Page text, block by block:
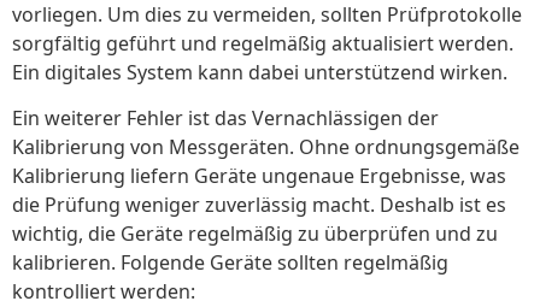
vorliegen. Um dies zu vermeiden, sollten Prüfprotokolle
sorgfältig geführt und regelmäßig aktualisiert werden.
Ein digitales System kann dabei unterstützend wirken.
Ein weiterer Fehler ist das Vernachlässigen der
Kalibrierung von Messgeräten. Ohne ordnungsgemäße
Kalibrierung liefern Geräte ungenaue Ergebnisse, was
die Prüfung weniger zuverlässig macht. Deshalb ist es
wichtig, die Geräte regelmäßig zu überprüfen und zu
kalibrieren. Folgende Geräte sollten regelmäßig
kontrolliert werden: